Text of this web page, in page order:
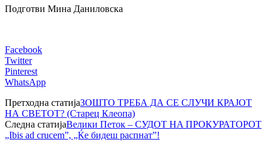
Подготви Мина Даниловска
Facebook
Twitter
Pinterest
WhatsApp
Претходна статијаЗОШТО ТРЕБА ДА СЕ СЛУЧИ КРАЈОТ
НА СВЕТОТ? (Старец Клеопа)
Следна статијаВелики Петок – СУДОТ HA ПРОКУРАТОРОТ
„Ibis ad сrucem”, „Ќе бидеш распнат”!